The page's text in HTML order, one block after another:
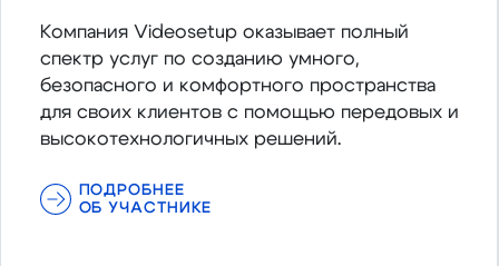
Компания Videosetup оказывает полный
спектр услуг по созданию умного,
безопасного и комфортного пространства
для своих клиентов с помощью передовых и
высокотехнологичных решений.
ПОДРОБНЕЕ
ОБ УЧАСТНИКЕ